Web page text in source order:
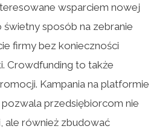
wsparciem nowej
świetny sposób na zebranie
firmy bez konieczności
Crowdfunding to także
Kampania na platformie
przedsiębiorcom nie
ale również zbudować